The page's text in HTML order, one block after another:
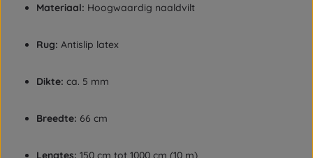
Materiaal: Hoogwaardig naaldvilt
Rug: Antislip latex
Dikte: ca. 5 mm
Breedte: 66 cm
Lengtes: 150 cm tot 1000 cm (10 m)